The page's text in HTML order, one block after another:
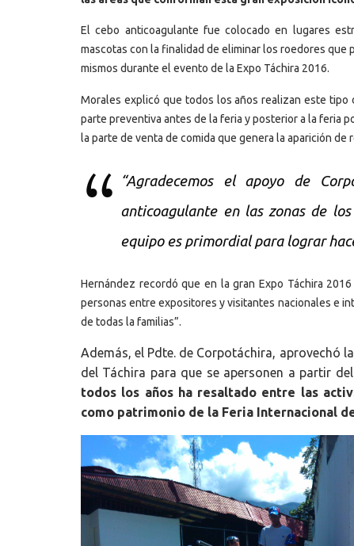
El cebo anticoagulante fue colocado en lugares
mascotas con la finalidad de eliminar los roedores que
mismos durante el evento de la Expo Táchira 2016.
Morales explicó que todos los años realizan este tipo
parte preventiva antes de la feria y posterior a la feria
la parte de venta de comida que genera la aparición de
“Agradecemos el apoyo de
anticoagulante en las zonas de
equipo es primordial para lograr
Hernández recordó que en la gran Expo Táchira
personas entre expositores y visitantes nacionales e
de todas la familias”.
Además, el Pdte. de Corpotáchira, aprovechó
del Táchira para que se apersonen a partir
todos los años ha resaltado entre las
como patrimonio de la Feria Internacional